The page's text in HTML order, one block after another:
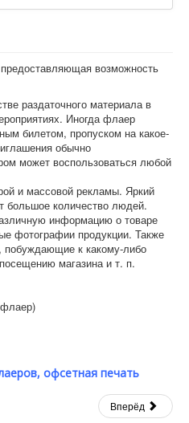
возможность
раздаточного материала в
Иногда флаер
билетом, пропуском на какое-
обычно
может воспользоваться любой
и массовой рекламы. Яркий
большое количество людей.
информацию о товаре
фотографии продукции. Также
побуждающие к какому-либо
магазина и т. п.
офсетная печать
Вперёд